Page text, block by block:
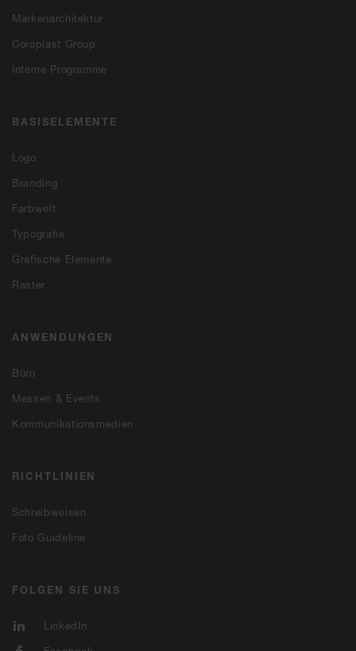
Markenarchitektur
Coroplast Group
Interne Programme
BASISELEMENTE
Logo
Branding
Farbwelt
Typografie
Grafische Elemente
Raster
ANWENDUNGEN
Büro
Messen & Events
Kommunikationsmedien
RICHTLINIEN
Schreibweisen
Foto Guideline
FOLGEN SIE UNS
LinkedIn